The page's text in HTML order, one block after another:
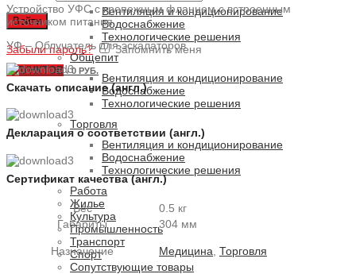
Войти
Забыли пароль? Запомнить меня
0ПУНКТОВ / 0 РУБ.
Вентиляция и кондиционирование
Водоснабжение
Технологические решения
Общепит
Вентиляция и кондиционирование
Водоснабжение
Технологические решения
Торговля
Вентиляция и кондиционирование
Водоснабжение
Технологические решения
Работа
Жилье
Культура
Промышленность
Транспорт
Спорт
Сопутствующие товары
Устройство УФС с крепежным фланцем с встроенным
источником питания
УФ – Облучатель для эскалаторов
Скачать описание (англ.)
Декларация о соответствии (англ.)
Сертификат качества (англ.)
Вес
0.5 кг
Габариты
304 мм
Назначение Медицина, Торговля